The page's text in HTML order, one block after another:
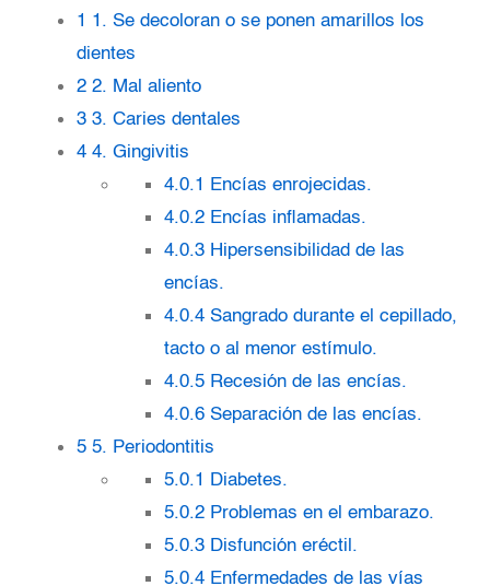
1 1. Se decoloran o se ponen amarillos los
dientes
2 2. Mal aliento
3 3. Caries dentales
4 4. Gingivitis
4.0.1
Encías enrojecidas.
4.0.2 Encías inflamadas.
4.0.3 Hipersensibilidad de las
encías.
4.0.4 Sangrado durante el cepillado,
tacto o al menor estímulo.
4.0.5 Recesión de las encías.
4.0.6 Separación de las encías.
5 5. Periodontitis
5.0.1
Diabetes.
5.0.2 Problemas en el embarazo.
5.0.3 Disfunción eréctil.
5.0.4 Enfermedades de las vías